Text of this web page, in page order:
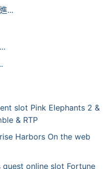
...
slot Pink Elephants 2 &
& RTP
Harbors On the web
online slot Fortune